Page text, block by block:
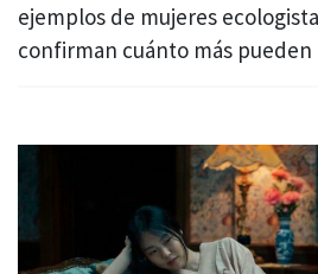
ejemplos de mujeres
confirman cuánto más pueden